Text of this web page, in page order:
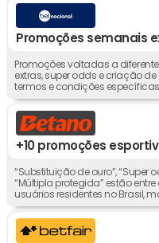
Promoções semanais
Promoções voltadas a
extras, super odds e criação
termos e condições
+10 promoções
“Substituição de ouro”, “Super
“Múltipla protegida” estão
usuários residentes no Brasil,